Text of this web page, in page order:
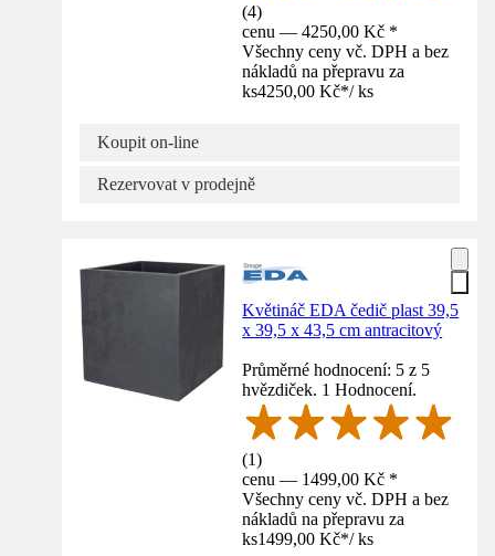
(4)
cenu — 4250,00 Kč *
Všechny ceny vč. DPH a bez
nákladů na přepravu za
ks4250,00 Kč*/ ks
Koupit on-line
Rezervovat v prodejně
Květináč EDA čedič plast 39,5
x 39,5 x 43,5 cm antracitový
Průměrné hodnocení: 5 z 5
hvězdiček. 1 Hodnocení.
(1)
cenu — 1499,00 Kč *
Všechny ceny vč. DPH a bez
nákladů na přepravu za
ks1499,00 Kč*/ ks